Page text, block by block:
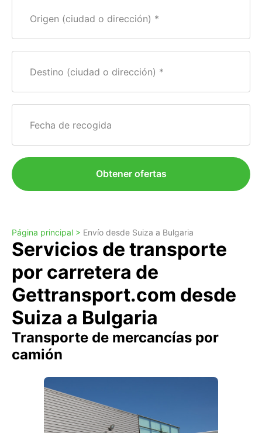
Origen (ciudad o dirección)
Destino (ciudad o dirección)
Fecha de recogida
Obtener ofertas
Página principal > Envío desde Suiza a Bulgaria
Servicios de transporte
por carretera de
Gettransport.com desde
Suiza a Bulgaria
Transporte de mercancías por
camión